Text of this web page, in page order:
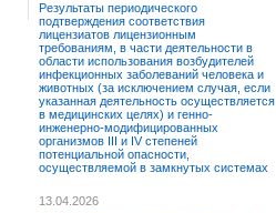
Результаты периодического
подтверждения соответствия
лицензиатов лицензионным
требованиям, в части деятельности в
области использования возбудителей
инфекционных заболеваний человека и
животных (за исключением случая, если
указанная деятельность осуществляется
в медицинских целях) и генно-
инженерно-модифицированных
организмов III и IV степеней
потенциальной опасности,
осуществляемой в замкнутых системах
13.04.2026